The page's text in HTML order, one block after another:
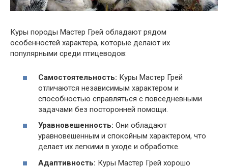
Куры породы Мастер Грей обладают рядом
особенностей характера, которые делают их
популярными среди птицеводов:
Самостоятельность: Куры Мастер Грей
отличаются независимым характером и
способностью справляться с повседневными
задачами без посторонней помощи.
Уравновешенность: Они обладают
уравновешенным и спокойным характером, что
делает их легкими в уходе и обработке.
Адаптивность: Куры Мастер Грей хорошо